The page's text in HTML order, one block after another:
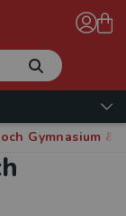
Gymnasium &